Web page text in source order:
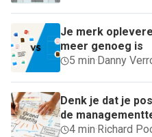
Je merk
meer genoeg is
5 min·Danny
Denk je dat je
de
4 min·Richard